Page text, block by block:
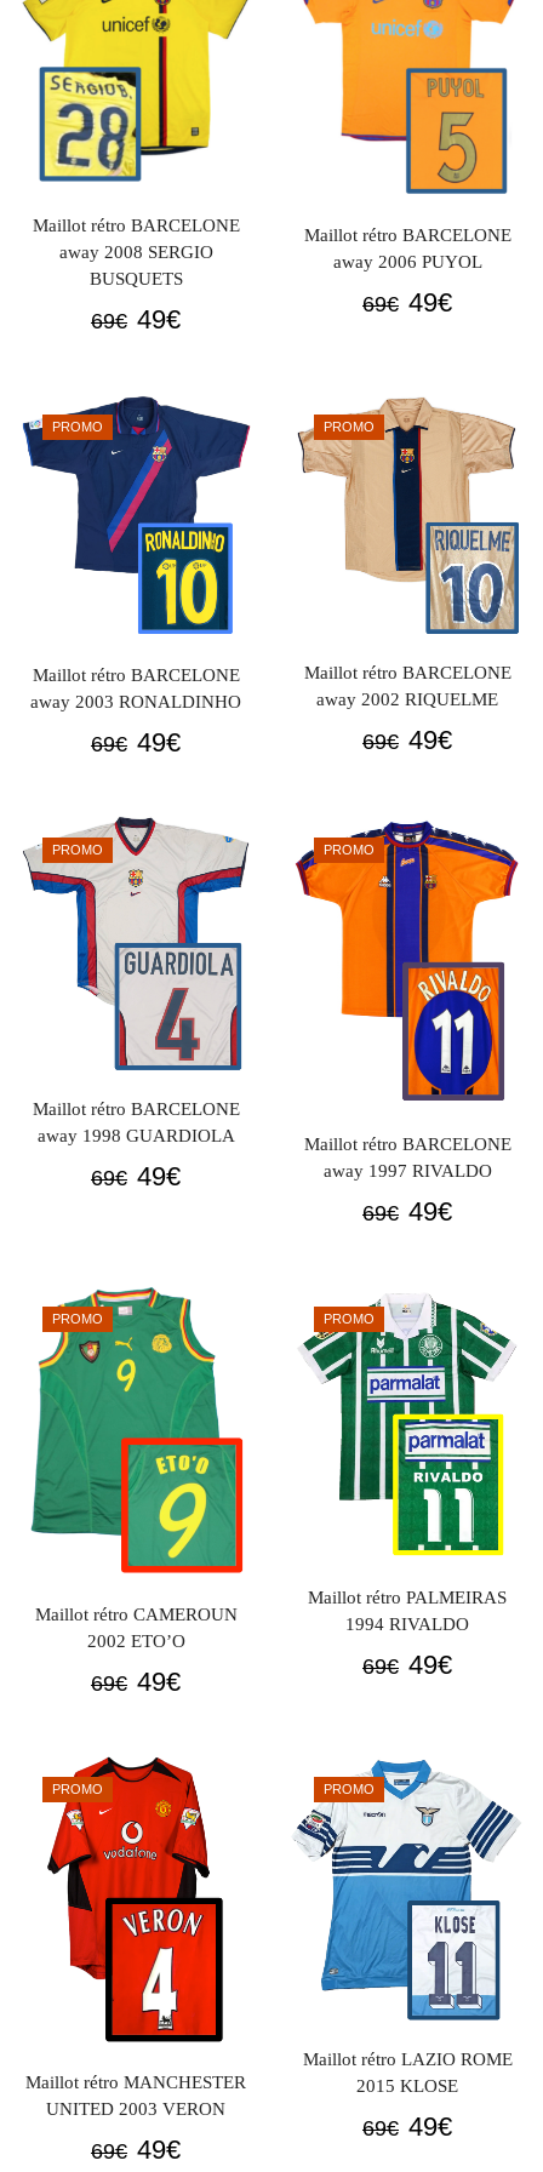
Maillot rétro BARCELONE
away 2008 SERGIO
BUSQUETS
69€ Le
était :
69€.
49€Le
est :
Maillot rétro BARCELONE
away 2006 PUYOL
69€ Le
était :
69€.
49€Le
49€.
PROMO
Maillot rétro BARCELONE
away 2003 RONALDINHO
69€ Le
était :
69€.
49€Le
est :
49€.
PROMO
Maillot rétro BARCELONE
away 2002 RIQUELME
69€ Le
était :
69€.
49€Le
est :
49€.
PROMO
Maillot rétro BARCELONE
away 1998 GUARDIOLA
69€ Le
69€.
49€Le
49€.
PROMO
Maillot rétro BARCELONE
away 1997 RIVALDO
69€ Le
était :
69€.
49€Le
est :
49€.
PROMO
Maillot rétro CAMEROUN
2002 ETO’O
69€ Le
était :
69€.
49€Le
est :
49€.
PROMO
Maillot rétro PALMEIRAS
1994 RIVALDO
69€ Le
était :
69€.
49€Le
49€.
PROMO
Maillot rétro MANCHESTER
UNITED 2003 VERON
69€ Le
49€Le
PROMO
Maillot rétro LAZIO ROME
2015 KLOSE
69€ Le
49€Le